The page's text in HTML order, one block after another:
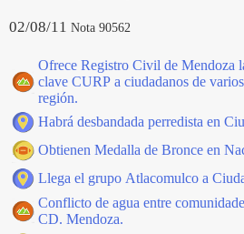
02/08/11 Nota 90562
Ofrece Registro Civil de Mendoza
clave CURP a ciudadanos de
región.
Habrá desbandada perredista en
Obtienen Medalla de Bronce en
Llega el grupo Atlacomulco a
Conflicto de agua entre
CD. Mendoza.